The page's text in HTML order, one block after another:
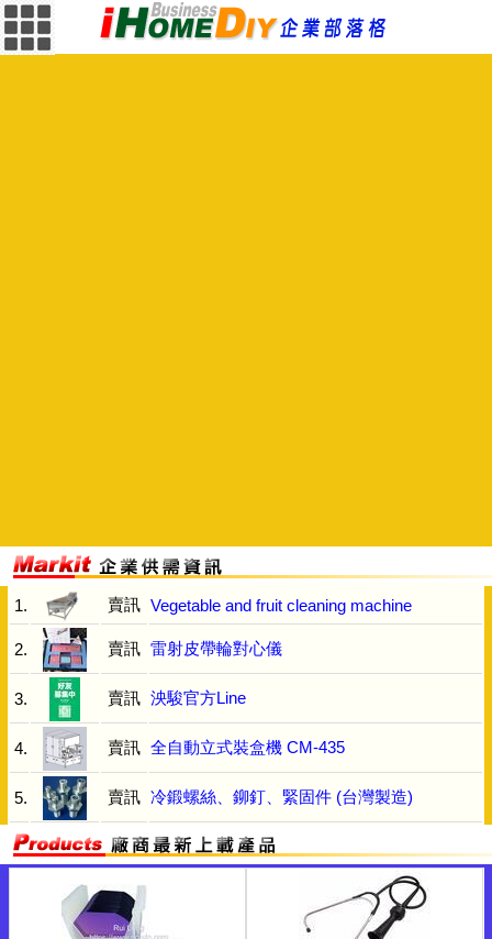
1. 賣訊 Vegetable and fruit cleaning machine
2. 賣訊 雷射皮帶輪對心儀
3. 賣訊 泱駿官方Line
4. 賣訊 全自動立式裝盒機 CM-435
5. 賣訊 冷鍛螺絲、鉚釘、緊固件 (台灣製造)